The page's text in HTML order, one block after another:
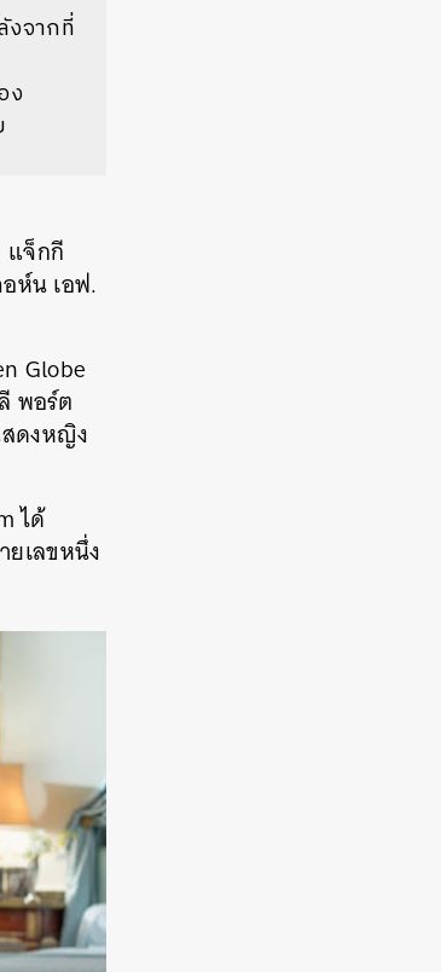
งจากที่
ง
แจ็กกี
ห์น เอฟ.
Globe
พอร์ต
ดงหญิง
ได้
เลขหนึ่ง